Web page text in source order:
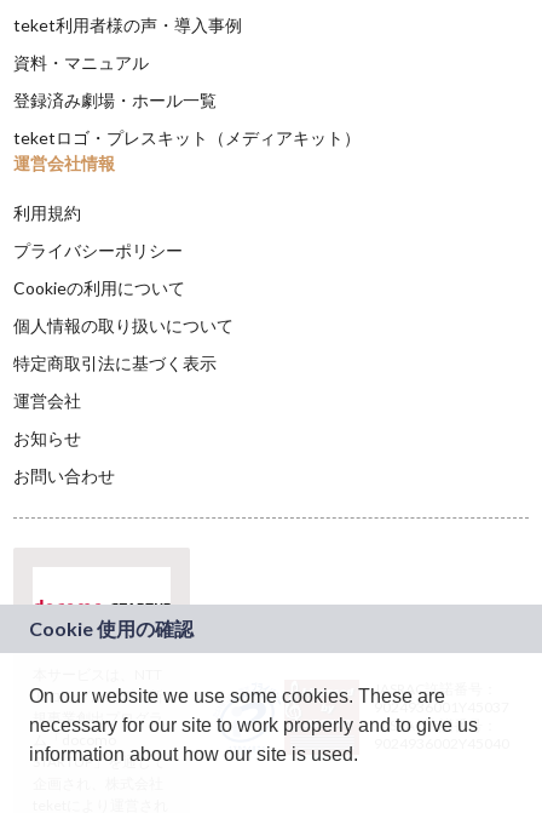
teket利用者様の声・導入事例
資料・マニュアル
登録済み劇場・ホール一覧
teketロゴ・プレスキット（メディアキット）
運営会社情報
利用規約
プライバシーポリシー
Cookieの利用について
個人情報の取り扱いについて
特定商取引法に基づく表示
運営会社
お知らせ
お問い合わせ
ドコモグループの新
規事業創出プログラ
ム「docomo
STARTUP」を通じて
JASRAC許諾番号：
9024936001Y45037
JASRAC許諾番号：
On our website we use some cookies. These are
necessary for our site to work properly and to give us
information about how our site is used.